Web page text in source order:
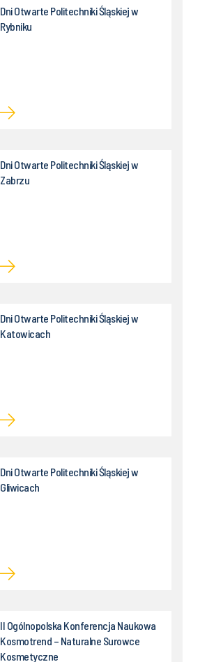
Dni Otwarte Politechniki Śląskiej w
Rybniku
Dni Otwarte Politechniki Śląskiej w
Zabrzu
Dni Otwarte Politechniki Śląskiej w
Katowicach
Dni Otwarte Politechniki Śląskiej w
Gliwicach
II Ogólnopolska Konferencja Naukowa
Kosmotrend – Naturalne Surowce
Kosmetyczne